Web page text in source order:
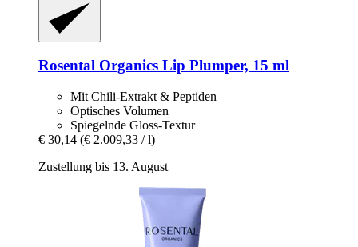
Rosental Organics Lip Plumper, 15 ml
Mit Chili-Extrakt & Peptiden
Optisches Volumen
Spiegelnde Gloss-Textur
€ 30,14 (€ 2.009,33 / l)
Zustellung bis 13. August